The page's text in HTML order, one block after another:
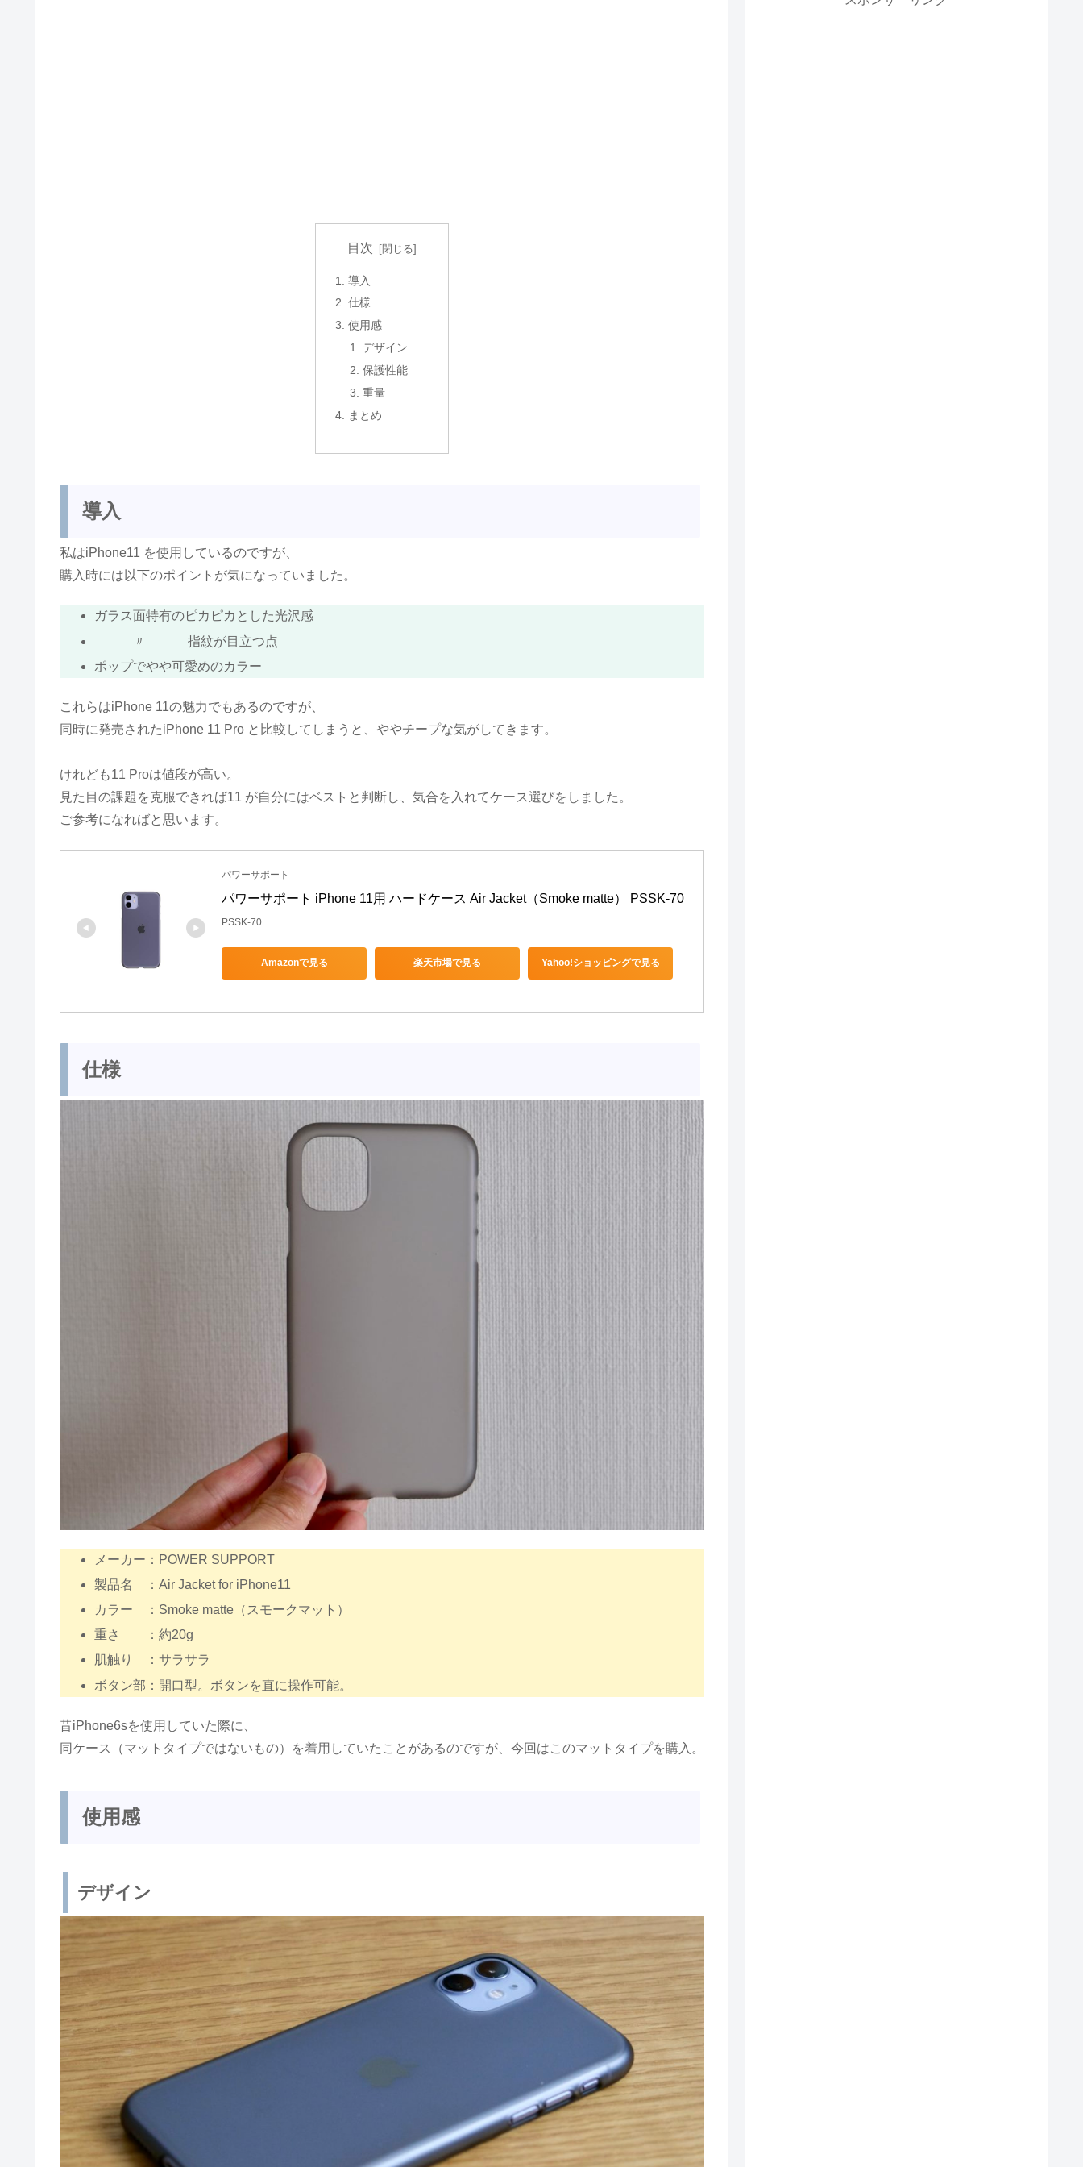
目次
導入
仕様
使用感
デザイン
保護性能
重量
まとめ
導入
私はiPhone11 を使用しているのですが、
購入時には以下のポイントが気になっていました。
ガラス面特有のピカピカとした光沢感
〃 指紋が目立つ点
ポップでやや可愛めのカラー
これらはiPhone 11の魅力でもあるのですが、
同時に発売されたiPhone 11 Pro と比較してしまうと、ややチープな気がしてきます。
けれども11 Proは値段が高い。
見た目の課題を克服できれば11 が自分にはベストと判断し、気合を入れてケース選びをしました。
ご参考になればと思います。
パワーサポート
パワーサポート iPhone 11用 ハードケース Air Jacket（Smoke matte） PSSK-70
PSSK-70
Amazonで見る 楽天市場で見る Yahoo!ショッピングで見る
仕様
メーカー：POWER SUPPORT
製品名 ：Air Jacket for iPhone11
カラー ：Smoke matte（スモークマット）
重さ ：約20g
肌触り ：サラサラ
ボタン部：開口型。ボタンを直に操作可能。
昔iPhone6sを使用していた際に、
同ケース（マットタイプではないもの）を着用していたことがあるのですが、今回はこのマットタイプを購入。
使用感
デザイン